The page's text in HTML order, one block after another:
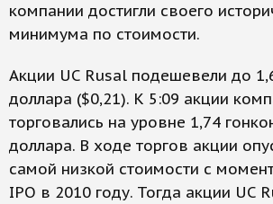
компании достигли своего
минимума по стоимости.
Акции UC Rusal подешевели до
доллара ($0,21). К 5:09 акции
торговались на уровне 1,74
доллара. В ходе торгов акции
самой низкой стоимости с
IPO в 2010 году. Тогда акции UC